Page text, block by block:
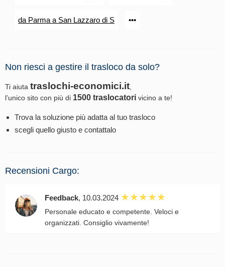
da Parma a San Lazzaro di S •••
Non riesci a gestire il trasloco da solo?
Ti aiuta traslochi-economici.it
l’unico sito con più di 1500 traslocatori vicino a te!
Trova la soluzione più adatta al tuo trasloco
scegli quello giusto e contattalo
Recensioni Cargo:
Feedback, 10.03.2024
Personale educato e competente. Veloci e
organizzati. Consiglio vivamente!